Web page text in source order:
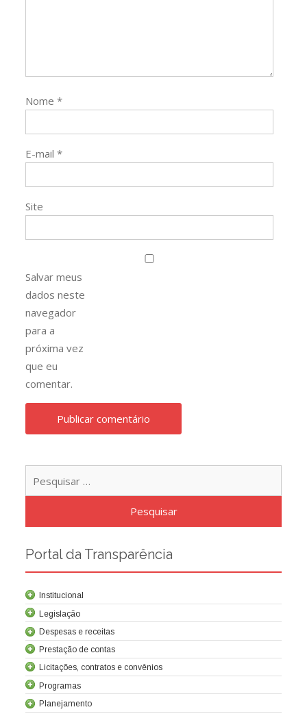
Nome*
E-mail*
Site
Salvar meus
dados neste
navegador
para a
próxima vez
que eu
comentar.
Portal da Transparência
Institucional
Legislação
Leis relacionadas
Despesas e receitas
Prestação de contas
Licitações, contratos e convênios
Programas
Planejamento